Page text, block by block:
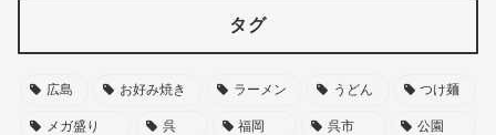
タグ
広島 お好み焼き ラーメン うどん つけ麺
メガ盛り 呉 福岡 呉市 公園